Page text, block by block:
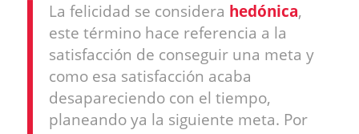
La felicidad se considera hedónica,
este término hace referencia a la
satisfacción de conseguir una meta y
como esa satisfacción acaba
desapareciendo con el tiempo,
planeando ya la siguiente meta. Por